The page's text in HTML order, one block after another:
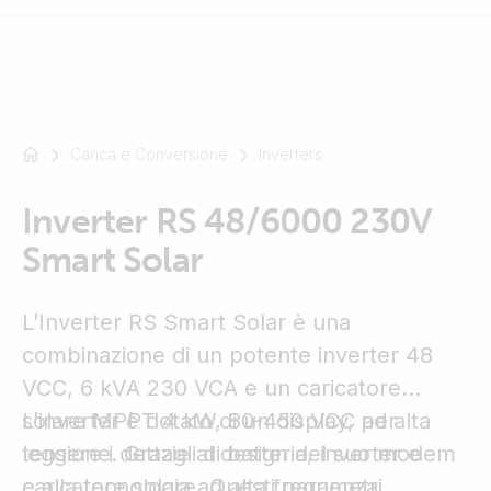
SmartSolar
Multiplus-
SmartShunt
Carica e Conversione Inverters
Inverter RS 48/6000 230V
Smart Solar
L’Inverter RS Smart Solar è una
combinazione di un potente inverter 48
VCC, 6 kVA 230 VCA e un caricatore
solare MPPT 4 kW, 80-450 VCC ad alta
tensione. Grazie al design del suo modem
L’inverter è dotato di un display, per
leggere i dettagli di batteria, inverter e